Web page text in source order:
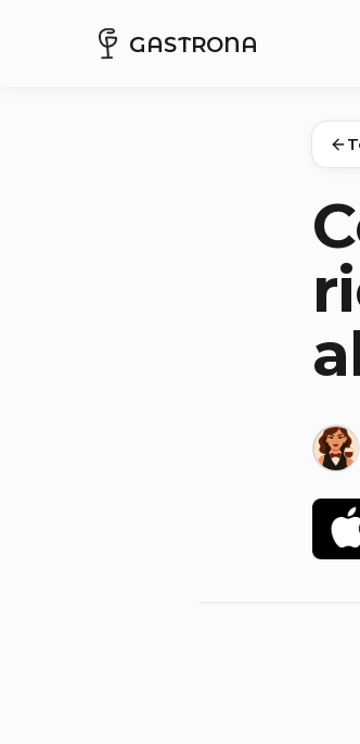
GASTRONA